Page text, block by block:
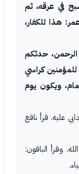
في عرقه، ثم
هذا للكفار،
الرحمن، حدثكم
كراسي
ويكون يوم
عليه. قرأ نافع
وقرأ الباقون: